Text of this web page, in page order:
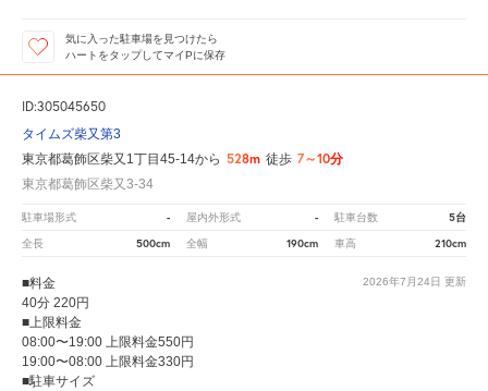
気に入った駐車場を見つけたら
ハートをタップしてマイPに保存
ID:305045650
タイムズ柴又第3
東京都葛飾区柴又1丁目45-14から 528m 徒歩 7～10分
東京都葛飾区柴又3-34
駐車場形式 - 屋内外形式 - 駐車台数 5台
全長 500cm 全幅 190cm 車高 210cm
2026年7月24日 更新
■料金
40分 220円
■上限料金
08:00〜19:00 上限料金550円
19:00〜08:00 上限料金330円
■駐車サイズ